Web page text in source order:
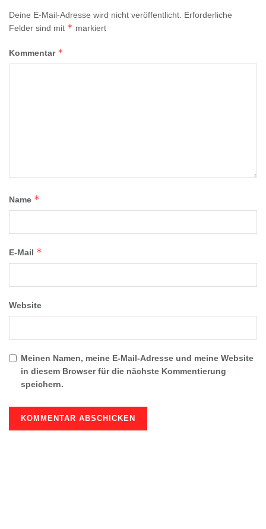
Deine E-Mail-Adresse wird nicht veröffentlicht. Erforderliche
Felder sind mit * markiert
Kommentar *
Name *
E-Mail *
Website
Meinen Namen, meine E-Mail-Adresse und meine Website
in diesem Browser für die nächste Kommentierung
speichern.